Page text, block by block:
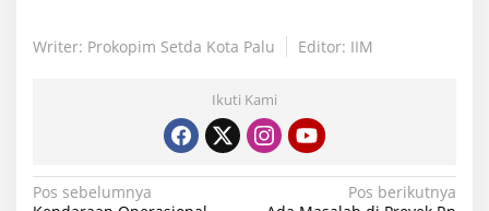
Writer: Prokopim Setda Kota Palu Editor: IIM
Ikuti Kami
Navigasi
Pos sebelumnya
Pos berikutnya